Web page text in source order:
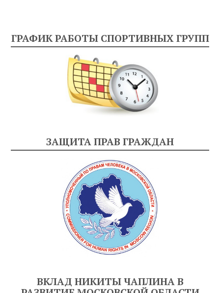
ГРАФИК РАБОТЫ СПОРТИВНЫХ ГРУПП
ЗАЩИТА ПРАВ ГРАЖДАН
ВКЛАД НИКИТЫ ЧАПЛИНА В